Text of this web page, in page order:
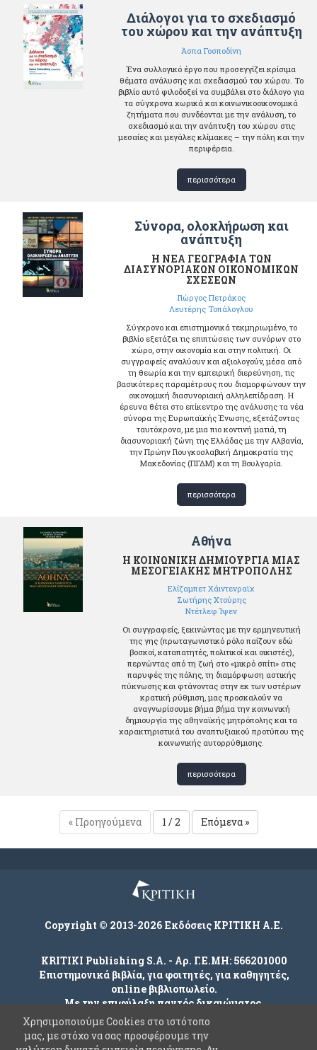
Διάλογοι για το σχεδιασμό
του χώρου και την ανάπτυξη
Άσπα Γοσποδίνη
Ένα συλλογικό έργο που προσεγγίζει κρίσιμα
θέματα ανάλυσης και σχεδιασμού του χώρου. Το
βιβλίο αυτό φιλοδοξεί να συμβάλει στο διάλογο για
τα σύγχρονα χωρικά και κοινωνικοοικονομικά
ζητήματα που συνδέονται με την ανάλυση, το
σχεδιασμό και την ανάπτυξη του χώρου στις
μεσαίες και μεγάλες κλίμακες – την πόλη και την
περιφέρεια.
περισσότερα
Σύνορα, ολοκλήρωση και
ανάπτυξη
Η ΝΕΑ ΓΕΩΓΡΑΦΙΑ ΤΩΝ
ΔΙΑΣΥΝΟΡΙΑΚΩΝ ΟΙΚΟΝΟΜΙΚΩΝ
ΣΧΕΣΕΩΝ
Γιώργος Πετράκος
Λευτέρης Τοπάλογλου
Σύγχρονο και επιστημονικά τεκμηριωμένο, το
βιβλίο εξετάζει τις επιπτώσεις των συνόρων στο
χώρο, στην οικονομία και στην πολιτική. Οι
συγγραφείς αναλύουν και αξιολογούν, μέσα από
τη θεωρία και την εμπειρική διερεύνηση, τις
βασικότερες παραμέτρους που διαμορφώνουν την
οικονομική διασυνοριακή αλληλεπίδραση. Η
έρευνα θέτει στο επίκεντρο της ανάλυσης τα νέα
σύνορα της Ευρωπαϊκής Ένωσης, εξετάζοντας
ταυτόχρονα, με μια πιο κοντινή ματιά, τη
διασυνοριακή ζώνη της Ελλάδας με την Αλβανία,
την Πρώην Γιουγκοσλαβική Δημοκρατία της
Μακεδονίας (ΠΓΔΜ) και τη Βουλγαρία.
περισσότερα
Αθήνα
Η ΚΟΙΝΩΝΙΚΗ ΔΗΜΙΟΥΡΓΙΑ ΜΙΑΣ
ΜΕΣΟΓΕΙΑΚΗΣ ΜΗΤΡΟΠΟΛΗΣ
Ελίζαμπετ Χάιντενραϊχ
Σωτήρης Χτούρης
Ντέτλεφ Ίψεν
Οι συγγραφείς, ξεκινώντας με την ερμηνευτική
της γης (πρωταγωνιστικό ρόλο παίζουν εδώ
βοσκοί, καταπατητές, πολιτικοί και οικιστές),
περνώντας από τη ζωή στο «μικρό σπίτι» στις
παρυφές της πόλης, τη διαμόρφωση αστικής
πύκνωσης και φτάνοντας στην εκ των υστέρων
κρατική ρύθμιση, μας προσκαλούν να
αναγνωρίσουμε βήμα βήμα την κοινωνική
δημιουργία της αθηναϊκής μητρόπολης και τα
χαρακτηριστικά του αναπτυξιακού προτύπου της
κοινωνικής αυτορρύθμισης.
περισσότερα
« Προηγούμενα 1 / 2 Επόμενα »
Copyright © 2013-2026 Εκδόσεις ΚΡΙΤΙΚΗ Α.Ε.
KRITIKI Publishing S.A. - Αρ. Γ.Ε.ΜΗ: 566201000
Επιστημονικά βιβλία, για φοιτητές, για καθηγητές,
online βιβλιοπωλείο.
Με την επιφύλαξη παντός δικαιώματος.
Χρησιμοποιούμε Cookies στο ιστότοπο
μας, με στόχο να σας προσφέρουμε την